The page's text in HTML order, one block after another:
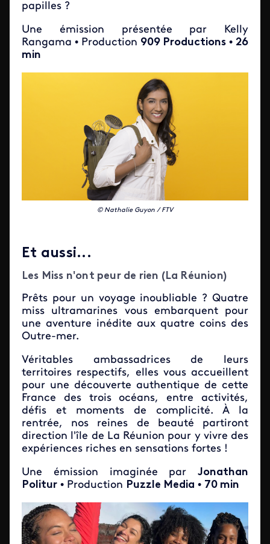
papilles ?
Une émission présentée par Kelly
Rangama • Production 909 Productions • 26
min
© Nathalie Guyon / FTV
Et aussi...
Les Miss n'ont peur de rien (La Réunion)
Prêts pour un voyage inoubliable ? Quatre
miss ultramarines vous embarquent pour
une aventure inédite aux quatre coins des
Outre-mer.
Véritables ambassadrices de leurs
territoires respectifs, elles vous accueillent
pour une découverte authentique de cette
France des trois océans, entre activités,
défis et moments de complicité. À la
rentrée, nos reines de beauté partiront
direction l'île de La Réunion pour y vivre des
expériences riches en sensations fortes !
Une émission imaginée par Jonathan
Politur • Production Puzzle Media • 70 min